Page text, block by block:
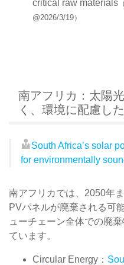
critical raw materials
@2026/3/19）
南アフリカ：太陽
く、環境に配慮し
South Africa’s solar
for environmentally
南アフリカでは、2050年
PVパネルが廃棄される可
ューチェーン全体での廃
ています。
Circular Energy：